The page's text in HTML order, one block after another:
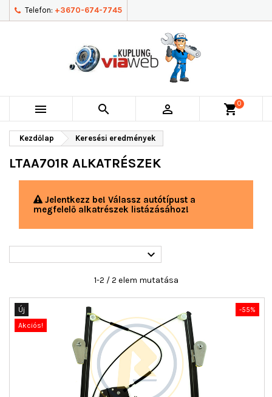
Telefon: +3670-674-7745
   shopping_cart0
Kezdőlap Keresési eredmények
LTAA701R ALKATRÉSZEK
Jelentkezz be! Válassz autótípust a
megfelelő alkatrészek listázásához!

1-2 / 2 elem mutatása
-55%
Új
Akciós!